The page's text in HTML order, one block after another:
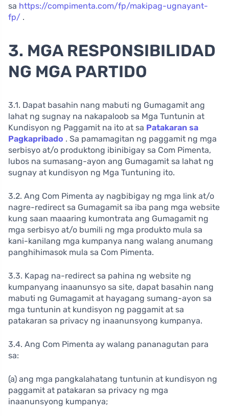
sa https://compimenta.com/fp/makipag-ugnayant-
fp/ .
3. MGA RESPONSIBILIDAD
NG MGA PARTIDO
3.1. Dapat basahin nang mabuti ng Gumagamit ang
lahat ng sugnay na nakapaloob sa Mga Tuntunin at
Kundisyon ng Paggamit na ito at sa Patakaran sa
Pagkapribado . Sa pamamagitan ng paggamit ng mga
serbisyo at/o produktong ibinibigay sa Com Pimenta,
lubos na sumasang-ayon ang Gumagamit sa lahat ng
sugnay at kundisyon ng Mga Tuntuning ito.
3.2. Ang Com Pimenta ay nagbibigay ng mga link at/o
nagre-redirect sa Gumagamit sa iba pang mga website
kung saan maaaring kumontrata ang Gumagamit ng
mga serbisyo at/o bumili ng mga produkto mula sa
kani-kanilang mga kumpanya nang walang anumang
panghihimasok mula sa Com Pimenta.
3.3. Kapag na-redirect sa pahina ng website ng
kumpanyang inaanunsyo sa site, dapat basahin nang
mabuti ng Gumagamit at hayagang sumang-ayon sa
mga tuntunin at kundisyon ng paggamit at sa
patakaran sa privacy ng inaanunsyong kumpanya.
3.4. Ang Com Pimenta ay walang pananagutan para
sa:
(a) ang mga pangkalahatang tuntunin at kundisyon ng
paggamit at patakaran sa privacy ng mga
inaanunsyong kumpanya;